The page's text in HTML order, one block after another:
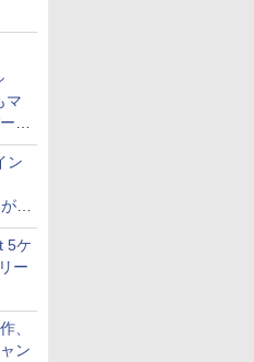
マ
ツ
】
ン
5ケ
ー
、
ン